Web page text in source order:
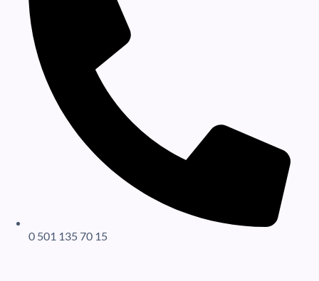
0 501 135 70 15